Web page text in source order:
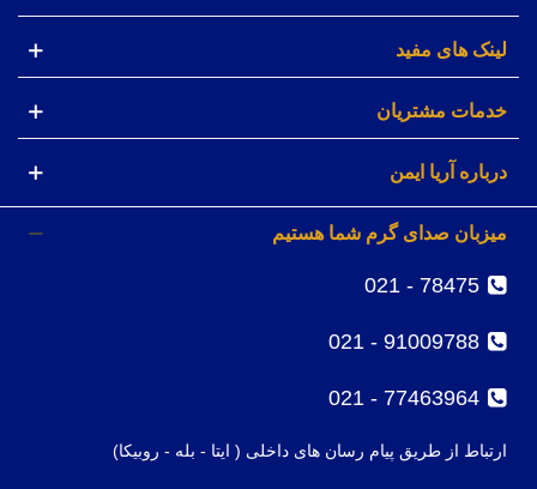
لینک های مفید
خدمات مشتریان
درباره آریا ایمن
میزبان صدای گرم شما هستیم
78475 - 021
91009788 - 021
77463964 - 021
ارتباط از طریق پیام رسان های داخلی ( ایتا - بله - روبیکا)